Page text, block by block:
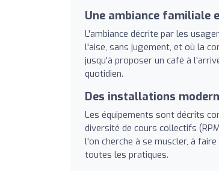
Une ambiance familiale
L'ambiance décrite par les
l'aise, sans jugement, et où la
jusqu'à proposer un café à
quotidien.
Des installations
Les équipements sont décrits
diversité de cours collectifs
l'on cherche à se muscler, à
toutes les pratiques.